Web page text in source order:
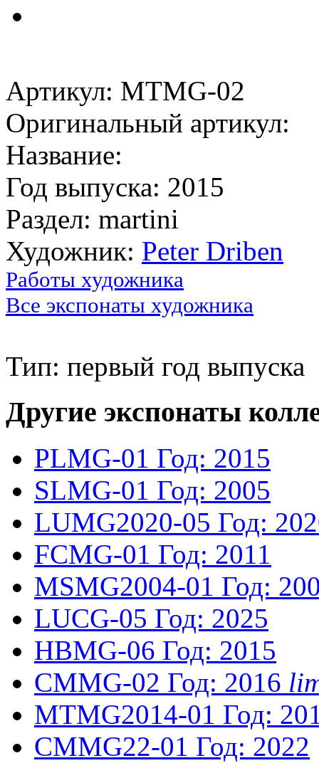
Артикул: MTMG-02
Оригинальный артикул:
Название:
Год выпуска: 2015
Раздел: martini
Художник: Peter Driben
Работы художника
Все экспонаты художника
Тип: первый год выпуска
Другие экспонаты
PLMG-01 Год: 2015
SLMG-01 Год: 2005
LUMG2020-05 Год:
FCMG-01 Год: 2011
MSMG2004-01 Год:
LUCG-05 Год: 2025
HBMG-06 Год: 2015
CMMG-02 Год: 2016
MTMG2014-01 Год:
CMMG22-01 Год: 2022